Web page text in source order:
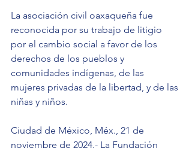
La asociación civil oaxaqueña fue
reconocida por su trabajo de litigio
por el cambio social a favor de los
derechos de los pueblos y
comunidades indígenas, de las
mujeres privadas de la libertad, y de las
niñas y niños.
Ciudad de México, Méx., 21 de
noviembre de 2024.- La Fundación